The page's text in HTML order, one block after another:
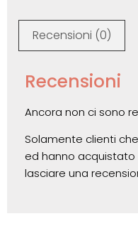
Recensioni (0)
Recensioni
Ancora non ci sono
Solamente clienti
ed hanno
lasciare una